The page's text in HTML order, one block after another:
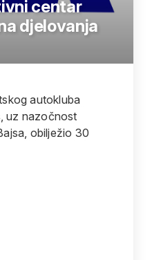
centar
djelovanja
autokluba
uz nazočnost
obilježio 30